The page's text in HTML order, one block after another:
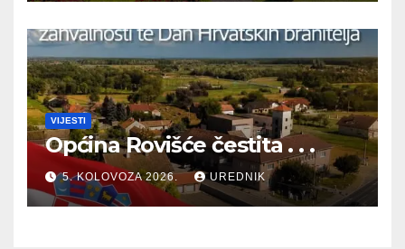
VIJESTI
Općina Rovišće čestita . . .
5. KOLOVOZA 2026. UREDNIK